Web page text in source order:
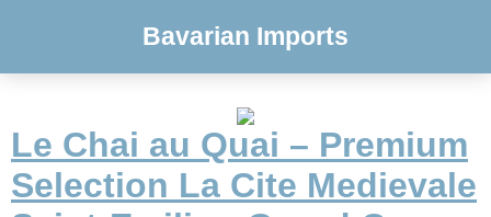
Bavarian Imports
Le Chai au Quai – Premium
Selection La Cite Medievale